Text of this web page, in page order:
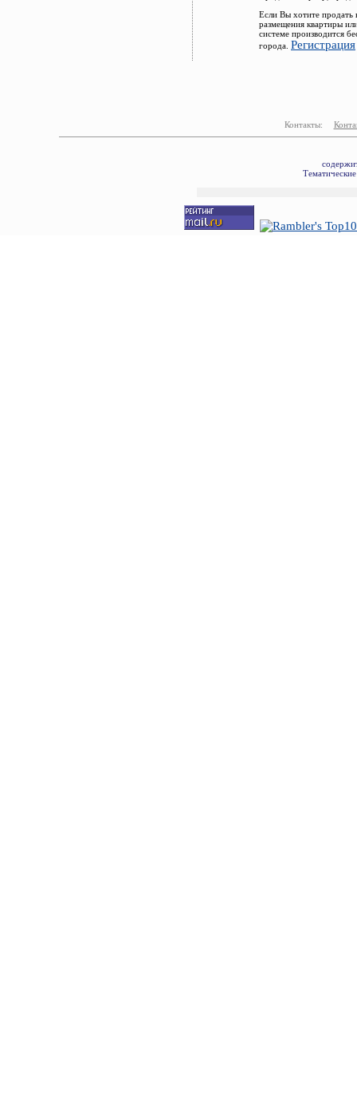
Если Вы хотите продать
размещения квартиры
системе производится
города. Регистрация
Контакты: